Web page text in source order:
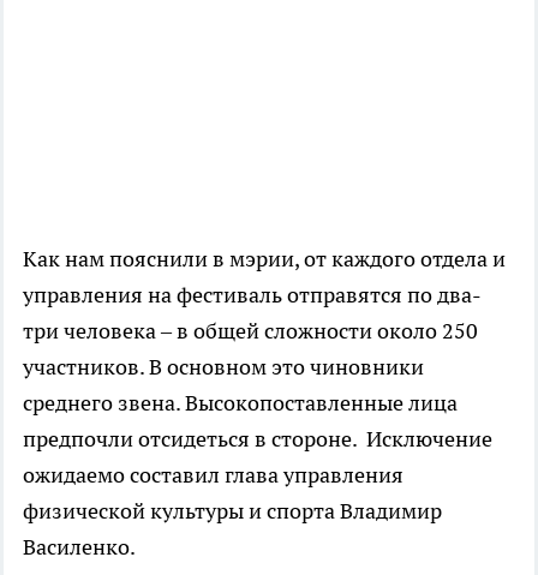
Как нам пояснили в мэрии, от каждого отдела и
управления на фестиваль отправятся по два-
три человека – в общей сложности около 250
участников. В основном это чиновники
среднего звена. Высокопоставленные лица
предпочли отсидеться в стороне. Исключение
ожидаемо составил глава управления
физической культуры и спорта Владимир
Василенко.